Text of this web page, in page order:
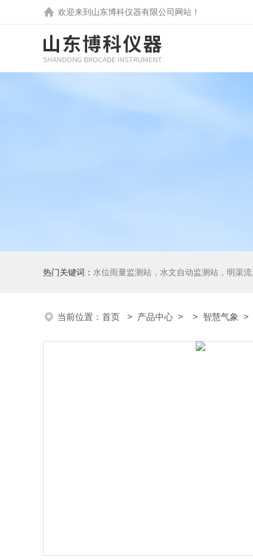
欢迎来到 山东博科仪器有限公司 网站！
热门关键词： 水位雨量监测站，水文自动监测站，明渠
当前位置： 首页 > 产品中心 > > 智慧气象 >